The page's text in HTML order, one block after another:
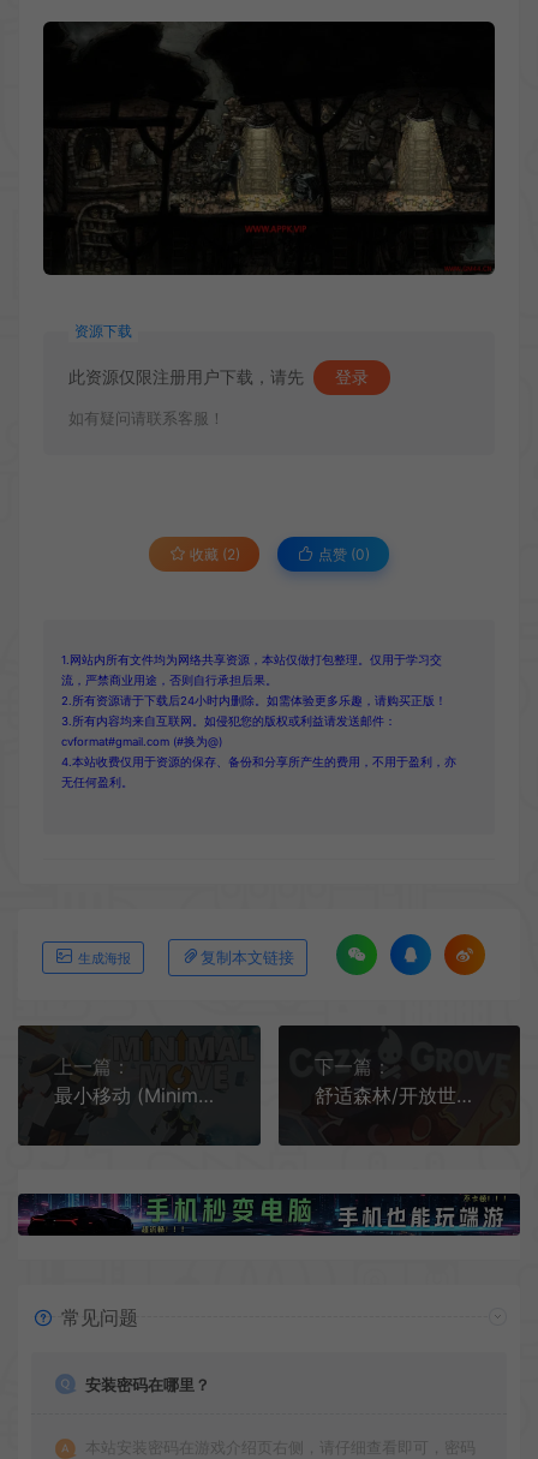
资源下载
此资源仅限注册用户下载，请先 登录
如有疑问请联系客服！
收藏 (2) 点赞 (0)
1.网站内所有文件均为网络共享资源，本站仅做打包整理。仅用于学习交
流，严禁商业用途，否则自行承担后果。
2.所有资源请于下载后24小时内删除。如需体验更多乐趣，请购买正版！
3.所有内容均来自互联网。如侵犯您的版权或利益请发送邮件：
cvformat#gmail.com (#换为@)
4.本站收费仅用于资源的保存、备份和分享所产生的费用，不用于盈利，亦
无任何盈利。
生成海报 复制本文链接
上一篇：
最小移动 (Minimal Move) 简中|PC|高难度烧脑冒险解谜游戏
下一篇：
舒适森林/开放世界奇幻冒险游戏 Cozy Grove 下载
常见问题
安装密码在哪里？
本站安装密码在游戏介绍页右侧，请仔细查看即可，密码